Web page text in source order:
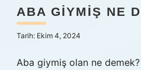
Hakkımızda
ABA GIYMIŞ NE
Tarih: Ekim 4, 2024
Aba giymiş olan ne